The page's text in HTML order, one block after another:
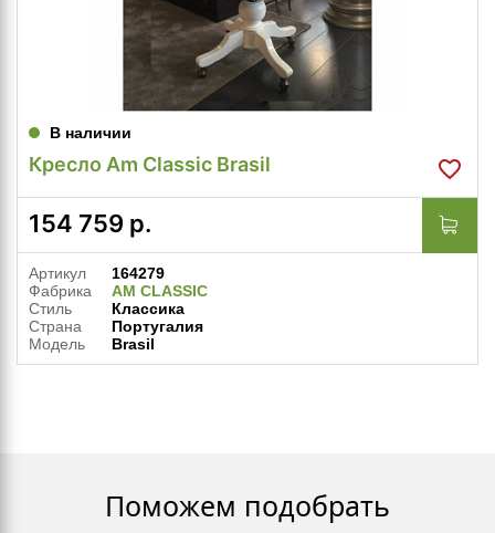
В наличии
Кресло Am Classic Brasil
154 759 р.
Артикул
164279
Фабрика
AM CLASSIC
Стиль
Классика
Страна
Португалия
Модель
Brasil
Поможем подобрать